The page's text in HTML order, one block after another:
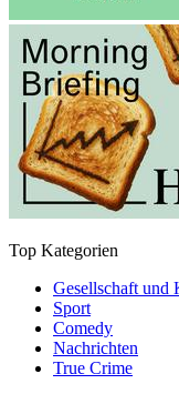
Top Kategorien
Gesellschaft und
Sport
Comedy
Nachrichten
True Crime